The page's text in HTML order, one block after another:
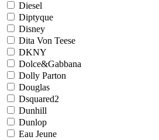
Diesel
Diptyque
Disney
Dita Von Teese
DKNY
Dolce&Gabbana
Dolly Parton
Douglas
Dsquared2
Dunhill
Dunlop
Eau Jeune